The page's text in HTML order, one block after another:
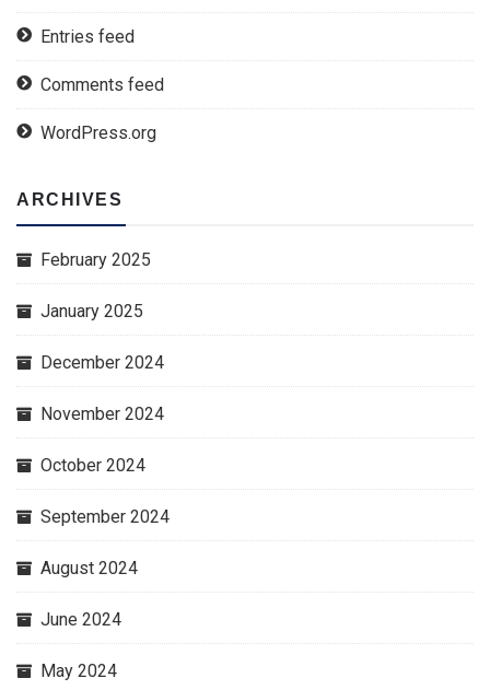
Entries feed
Comments feed
WordPress.org
ARCHIVES
February 2025
January 2025
December 2024
November 2024
October 2024
September 2024
August 2024
June 2024
May 2024